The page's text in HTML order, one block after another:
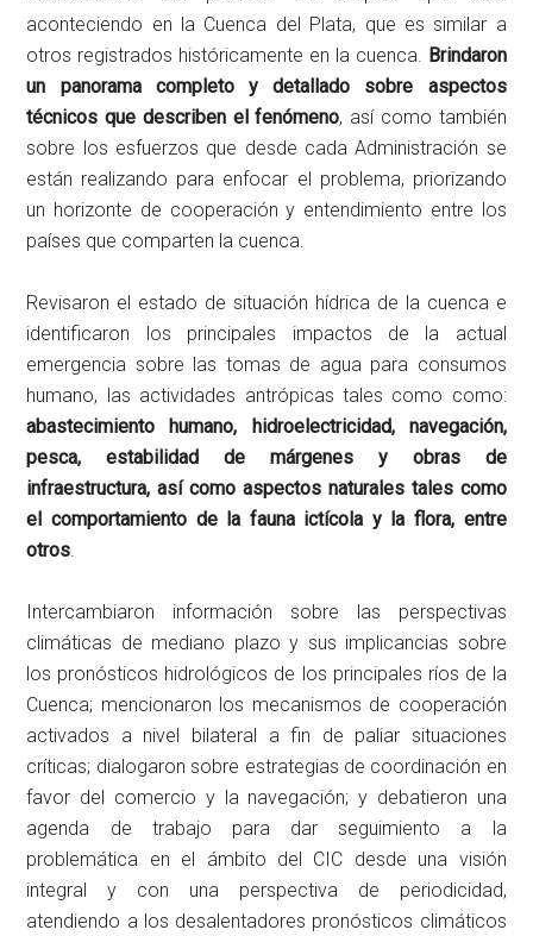
aconteciendo en la Cuenca del Plata, que es similar a
otros registrados históricamente en la cuenca. Brindaron
un panorama completo y detallado sobre aspectos
técnicos que describen el fenómeno, así como también
sobre los esfuerzos que desde cada Administración se
están realizando para enfocar el problema, priorizando
un horizonte de cooperación y entendimiento entre los
países que comparten la cuenca.
Revisaron el estado de situación hídrica de la cuenca e
identificaron los principales impactos de la actual
emergencia sobre las tomas de agua para consumos
humano, las actividades antrópicas tales como como:
abastecimiento humano, hidroelectricidad, navegación,
pesca, estabilidad de márgenes y obras de
infraestructura, así como aspectos naturales tales como
el comportamiento de la fauna ictícola y la flora, entre
otros.
Intercambiaron información sobre las perspectivas
climáticas de mediano plazo y sus implicancias sobre
los pronósticos hidrológicos de los principales ríos de la
Cuenca; mencionaron los mecanismos de cooperación
activados a nivel bilateral a fin de paliar situaciones
críticas; dialogaron sobre estrategias de coordinación en
favor del comercio y la navegación; y debatieron una
agenda de trabajo para dar seguimiento a la
problemática en el ámbito del CIC desde una visión
integral y con una perspectiva de periodicidad,
atendiendo a los desalentadores pronósticos climáticos